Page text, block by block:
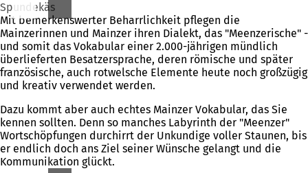
Spundekäs
Mit bemerkenswerter Beharrlichkeit pflegen die
Mainzerinnen und Mainzer ihren Dialekt, das "Meenzerische" -
und somit das Vokabular einer 2.000-jährigen mündlich
überlieferten Besatzersprache, deren römische und später
französische, auch rotwelsche Elemente heute noch großzügig
und kreativ verwendet werden.
Dazu kommt aber auch echtes Mainzer Vokabular, das Sie
kennen sollten. Denn so manches Labyrinth der "Meenzer"
Wortschöpfungen durchirrt der Unkundige voller Staunen, bis
er endlich doch ans Ziel seiner Wünsche gelangt und die
Kommunikation glückt.